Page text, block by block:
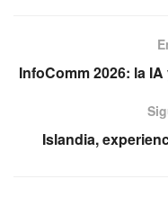
InfoComm 2026: la
Islandia,